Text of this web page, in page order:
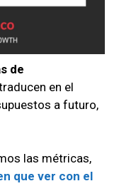
de
en el
a futuro,
las métricas,
que ver con el